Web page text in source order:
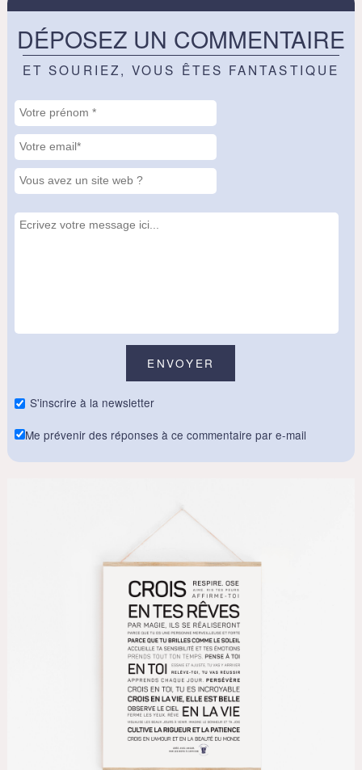
DÉPOSEZ UN COMMENTAIRE
ET SOURIEZ, VOUS ÊTES FANTASTIQUE
S'inscrire à la newsletter
Me prévenir des réponses à ce commentaire par e-mail